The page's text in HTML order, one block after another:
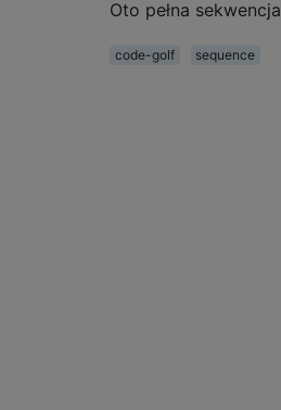
Oto pełna sekwencja
code-golf
sequence